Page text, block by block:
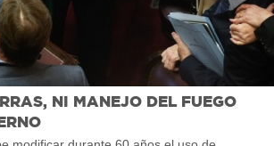
NI MANEJO DEL FUEGO